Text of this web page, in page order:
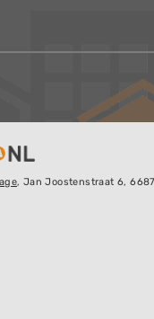
, Jan Joostenstraat 6,